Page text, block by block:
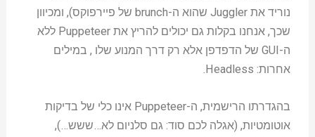
נוריד את Juggler שהוא ה-brunch של פיירפוקס), ומכיוון
שכך, אנחנו בקלות גם יכולים להריץ את Puppeteer ללא
ה-GUI של הדפדפן אלא רק דרך המנוע שלו , במילים
אחרות: Headless.
בהגדרתו הרישמית, ה-Puppeteer אינו כלי של בדיקות
אוטומטיות, (אגלה לכם סוד: גם סלניום לא…ששש…),